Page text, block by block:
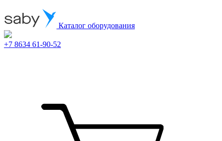
Каталог оборудования
+7 8634 61-90-52